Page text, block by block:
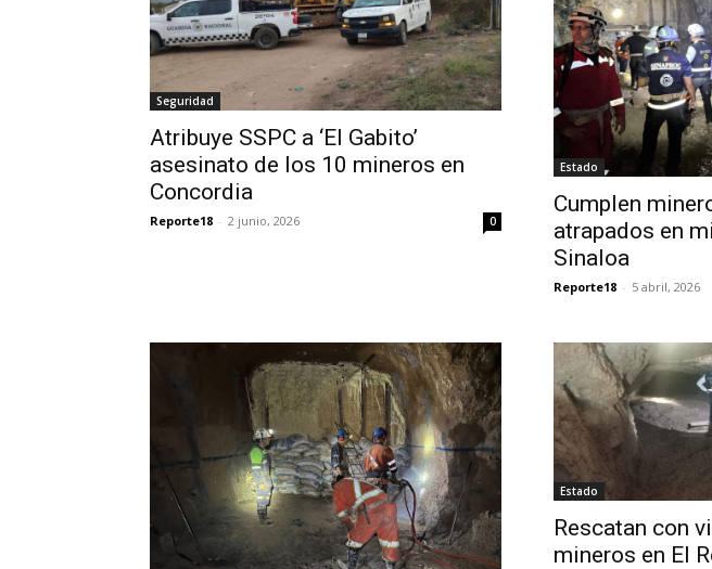
Seguridad
Atribuye SSPC a ‘El Gabito’
asesinato de los 10 mineros en
Concordia
Reporte18 - 2 junio, 2026 0
Estado
Cumplen
atrapados en
Sinaloa
Reporte18 - 5 abril, 2026
Estado
Rescatan con
mineros en El